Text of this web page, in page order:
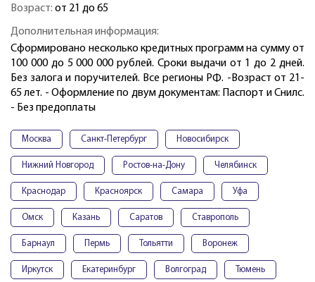
Возраст: от 21 до 65
Дополнительная информация:
Сформировано несколько кредитных программ на сумму от
100 000 до 5 000 000 рублей. Сроки выдачи от 1 до 2 дней.
Без залога и поручителей. Все регионы РФ. -Возраст от 21-
65 лет. - Оформление по двум документам: Паспорт и Снилс.
- Без предоплаты
Москва Санкт-Петербург Новосибирск
Нижний Новгород Ростов-на-Дону Челябинск
Краснодар Красноярск Самара Уфа
Омск Казань Саратов Ставрополь
Барнаул Пермь Тольятти Воронеж
Иркутск Екатеринбург Волгоград Тюмень